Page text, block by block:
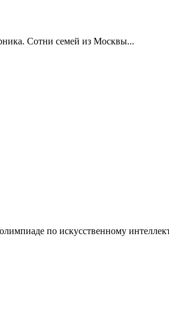
Сотни семей из Москвы...
по искусственному